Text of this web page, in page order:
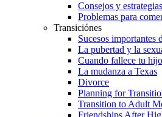
Consejos y
Problemas para
Transiciónes
Sucesos importantes
La pubertad y la
Cuando fallece tu hijo
La mudanza a Texas
Divorce
Planning for
Transition to Adult
Friendships After